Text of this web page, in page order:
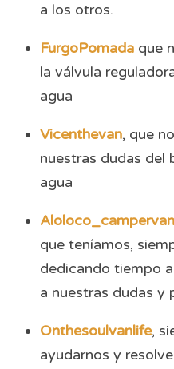
a los otros.
FurgoPomada que
la válvula
agua
Vicenthevan, que
nuestras dudas del
agua
Aloloco_campervan
que teníamos,
dedicando tiempo
a nuestras dudas y
Onthesoulvanlife,
ayudarnos y